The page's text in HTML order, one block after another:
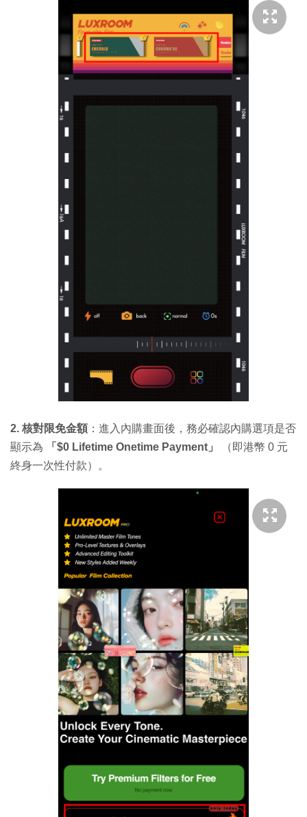
2. 核對限免金額：進入內購畫面後，務必確認內購選項是否
顯示為
「$0 Lifetime Onetime Payment」
（即港幣 0 元
終身一次性付款）。